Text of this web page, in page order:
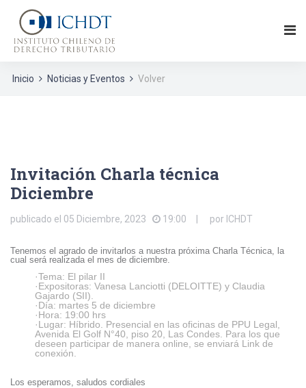
Inicio Noticias y Eventos Volver
Invitación Charla técnica
Diciembre
publicado el 05 Diciembre, 2023 19:00 por ICHDT
Tenemos el agrado de invitarlos a nuestra próxima Charla Técnica, la
cual será realizada el mes de diciembre.
·Tema: El pilar II
·Expositoras: Vanesa Lanciotti (DELOITTE) y Claudia
Gajardo (SII).
·Día: martes 5 de diciembre
·Hora: 19:00 hrs
·Lugar: Híbrido. Presencial en las oficinas de PPU Legal,
Avenida El Golf N°40, piso 20, Las Condes. Para los que
deseen participar de manera online, se enviará Link de
conexión.
Los esperamos, saludos cordiales